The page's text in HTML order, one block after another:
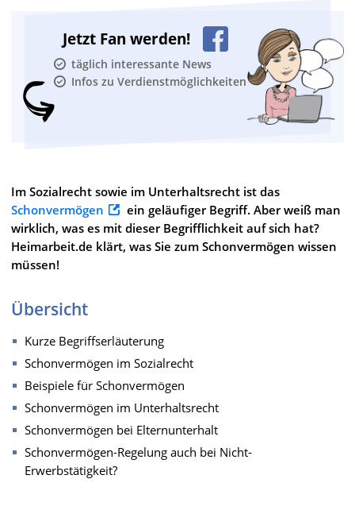
Jetzt Fan werden!
täglich interessante News
Infos zu Verdienstmöglichkeiten
Im Sozialrecht sowie im Unterhaltsrecht ist das
Schonvermögen
ein geläufiger Begriff. Aber weiß man
wirklich, was es mit dieser Begrifflichkeit auf sich hat?
Heimarbeit.de klärt, was Sie zum Schonvermögen wissen
müssen!
Übersicht
Kurze Begriffserläuterung
Schonvermögen im Sozialrecht
Beispiele für Schonvermögen
Schonvermögen im Unterhaltsrecht
Schonvermögen bei Elternunterhalt
Schonvermögen-Regelung auch bei Nicht-
Erwerbstätigkeit?